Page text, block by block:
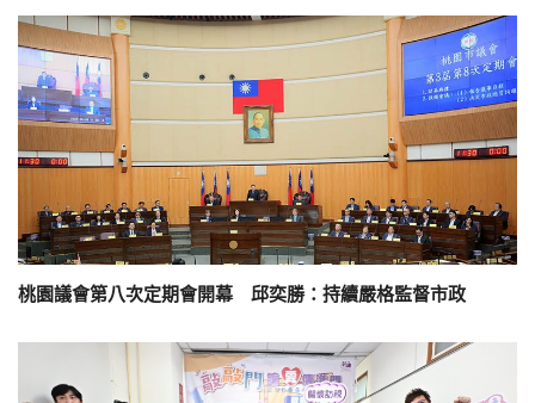
桃園議會第八次定期會開幕 邱奕勝：持續嚴格監督市政